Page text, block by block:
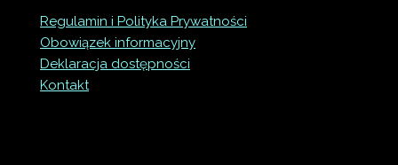
Regulamin i Polityka Prywatności
Obowiązek informacyjny
Deklaracja dostępności
Kontakt